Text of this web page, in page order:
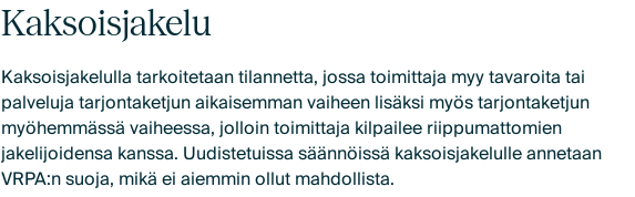
Kaksoisjakelu
Kaksoisjakelulla tarkoitetaan tilannetta, jossa toimittaja myy tavaroita tai
palveluja tarjontaketjun aikaisemman vaiheen lisäksi myös tarjontaketjun
myöhemmässä vaiheessa, jolloin toimittaja kilpailee riippumattomien
jakelijoidensa kanssa. Uudistetuissa säännöissä kaksoisjakelulle annetaan
VRPA:n suoja, mikä ei aiemmin ollut mahdollista.